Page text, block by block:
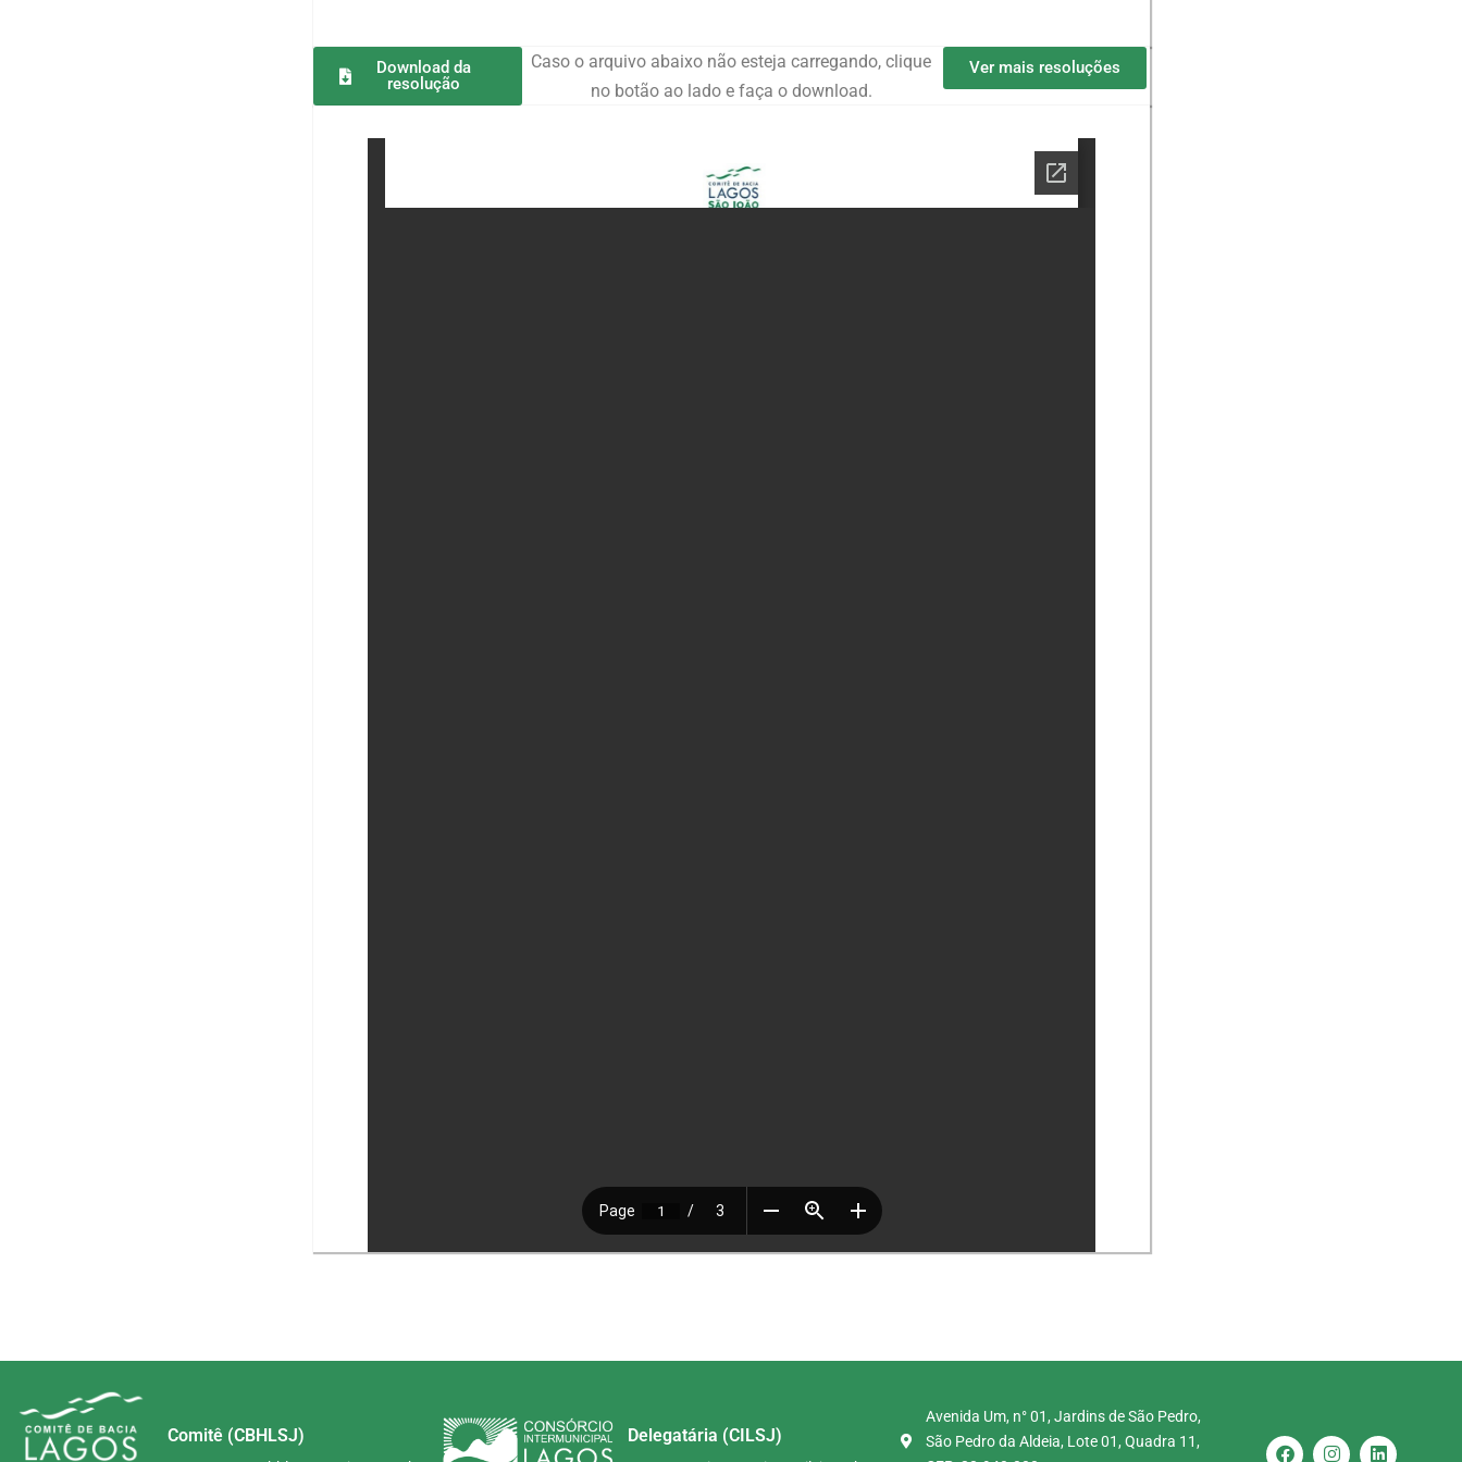
Download da
resolução
Caso o arquivo abaixo não esteja carregando, clique
no botão ao lado e faça o download.
Ver mais resoluções
Comitê (CBHLSJ) Delegatária (CILSJ)
Avenida Um, n° 01, Jardins de São Pedro,
São Pedro da Aldeia, Lote 01, Quadra 11,